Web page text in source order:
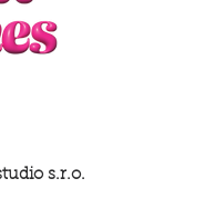
s.r.o.